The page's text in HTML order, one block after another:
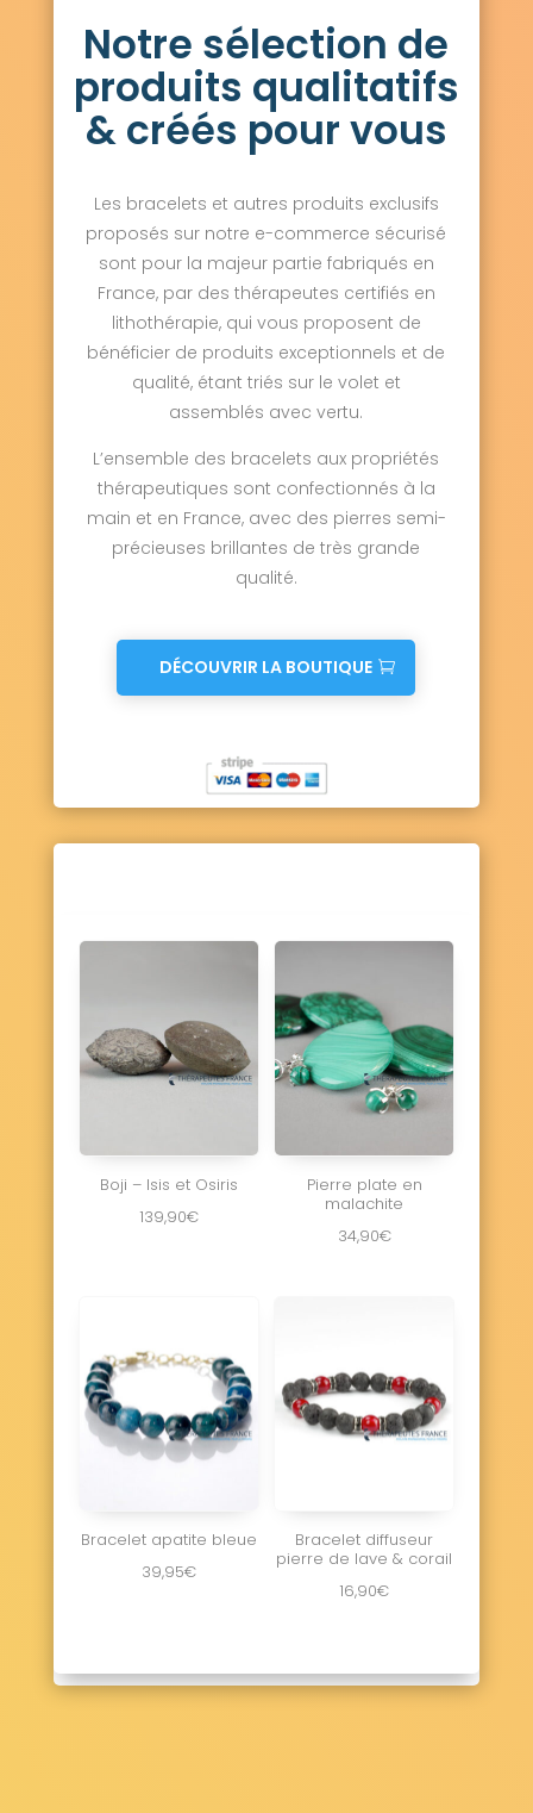
Notre sélection de
produits qualitatifs
& créés pour vous
Les bracelets et autres produits exclusifs
proposés sur notre e-commerce sécurisé
sont pour la majeur partie fabriqués en
France, par des thérapeutes certifiés en
lithothérapie, qui vous proposent de
bénéficier de produits exceptionnels et de
qualité, étant triés sur le volet et
assemblés avec vertu.
L’ensemble des bracelets aux propriétés
thérapeutiques sont confectionnés à la
main et en France, avec des pierres semi-
précieuses brillantes de très grande
qualité.
DÉCOUVRIR LA BOUTIQUE
Boji – Isis et Osiris
139,90€
Pierre plate en
malachite
34,90€
Bracelet apatite bleue
39,95€
Bracelet diffuseur
pierre de lave & corail
16,90€